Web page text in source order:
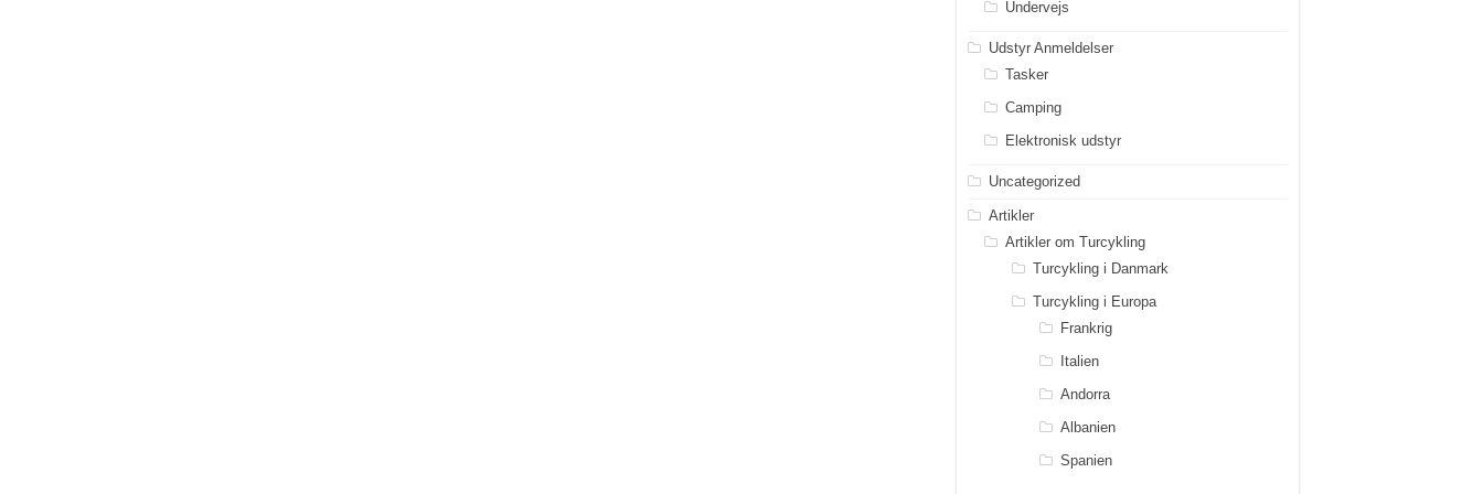
Undervejs
Udstyr Anmeldelser
Tasker
Camping
Elektronisk udstyr
Uncategorized
Artikler
Artikler om Turcykling
Turcykling i Danmark
Turcykling i Europa
Frankrig
Italien
Andorra
Albanien
Spanien